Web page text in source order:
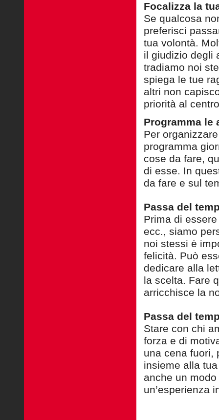
Focalizza la
Se qualcosa
preferisci
tua volontà.
il giudizio degli
tradiamo noi
spiega le tue
altri non
priorità al
Programma le
Per
programma
cose da fare,
di esse. In
da fare e sul
Passa del
Prima di
ecc., siamo
noi stessi è
felicità. Può
dedicare alla
la scelta. Fare
arricchisce la
Passa del
Stare con chi
forza e di
una cena fuori,
insieme alla
anche un
un’esperienza